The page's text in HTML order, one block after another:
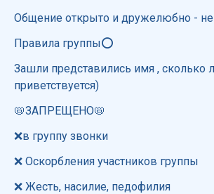
Общение открыто и дружелюбно - не
Правила группы⭕
Зашли представились имя , сколько
приветствуется)
📛ЗАПРЕЩЕНО📛
❌в группу звонки
❌ Оскорбления участников группы
❌ Жесть, насилие, педофилия